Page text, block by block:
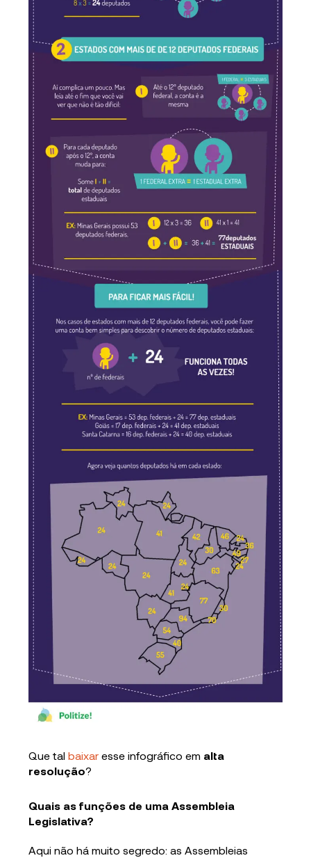
Que talbaixar esse infográfico em alta
resolução?
Quais as funções de uma Assembleia
Legislativa?
Aqui não há muito segredo: as Assembleias